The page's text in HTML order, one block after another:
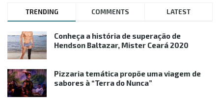
TRENDING COMMENTS LATEST
Conheça a história de superação de
Hendson Baltazar, Mister Ceará 2020
Pizzaria temática propõe uma viagem de
sabores à “Terra do Nunca”